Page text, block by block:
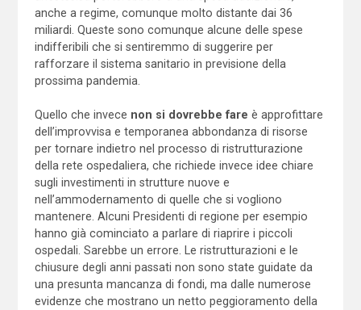
anche a regime, comunque molto distante dai 36
miliardi. Queste sono comunque alcune delle spese
indifferibili che si sentiremmo di suggerire per
rafforzare il sistema sanitario in previsione della
prossima pandemia.
Quello che invece non si dovrebbe fare è approfittare
dell’improvvisa e temporanea abbondanza di risorse
per tornare indietro nel processo di ristrutturazione
della rete ospedaliera, che richiede invece idee chiare
sugli investimenti in strutture nuove e
nell’ammodernamento di quelle che si vogliono
mantenere. Alcuni Presidenti di regione per esempio
hanno già cominciato a parlare di riaprire i piccoli
ospedali. Sarebbe un errore. Le ristrutturazioni e le
chiusure degli anni passati non sono state guidate da
una presunta mancanza di fondi, ma dalle numerose
evidenze che mostrano un netto peggioramento della